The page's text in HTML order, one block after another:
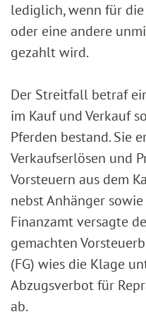
lediglich, wenn für
oder eine andere
gezahlt wird.
Der Streitfall betraf
im Kauf und Verkauf
Pferden bestand. Sie
Verkaufserlösen und
Vorsteuern aus dem
nebst Anhänger
Finanzamt versagte
gemachten
(FG) wies die Klage
Abzugsverbot für
ab.